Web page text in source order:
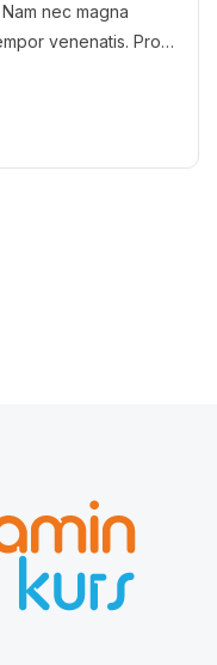
nec magna
venenatis. Proin